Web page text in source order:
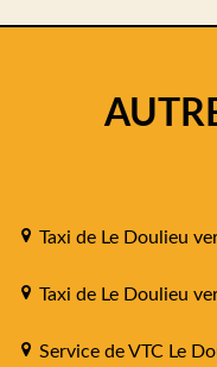
Taxi de Le Doulieu
Taxi de Le Doulieu
Service de VTC Le